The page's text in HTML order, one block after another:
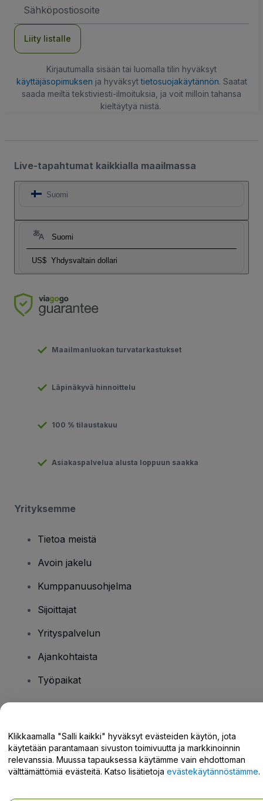
Liity listalle
Kirjautumalla sisään tai luomalla tilin hyväksyt
käyttäjäsopimuksen ja hyväksyttietosuojakäytännön. Saatat
saada meiltä tekstiviesti-ilmoituksia, ja voit milloin tahansa
kieltäytyä niistä.
Live-tapahtumat kaikkialla maailmassa
Suomi
Suomi
US$ Yhdysvaltain dollari
Maailmanluokan turvatarkastukset
Läpinäkyvä hinnoittelu
100 % tilaustakuu
Asiakaspalvelua alusta loppuun saakka
Yrityksemme
Tietoa meistä
Avoin jakelu
Kumppanuusohjelma
Sijoittajat
Yrityspalvelun
Ajankohtaista
Työpaikat
Tukikeskus / Ota meihin yhteyttä
Klikkaamalla "Salli kaikki" hyväksyt evästeiden käytön, jota
käytetään parantamaan sivuston toimivuutta ja markkinoinnin
relevanssia. Muussa tapauksessa käytämme vain ehdottoman
välttämättömiä evästeitä. Katso lisätietoja evästekäytännöstämme.